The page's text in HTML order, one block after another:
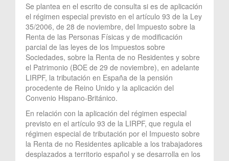
Se plantea en el escrito de consulta si es de aplicación
el régimen especial previsto en el artículo 93 de la Ley
35/2006, de 28 de noviembre, del Impuesto sobre la
Renta de las Personas Físicas y de modificación
parcial de las leyes de los Impuestos sobre
Sociedades, sobre la Renta de no Residentes y sobre
el Patrimonio (BOE de 29 de noviembre), en adelante
LIRPF, la tributación en España de la pensión
procedente de Reino Unido y la aplicación del
Convenio Hispano-Británico.
En relación con la aplicación del régimen especial
previsto en el artículo 93 de la LIRPF, que regula el
régimen especial de tributación por el Impuesto sobre
la Renta de no Residentes aplicable a los trabajadores
desplazados a territorio español y se desarrolla en los